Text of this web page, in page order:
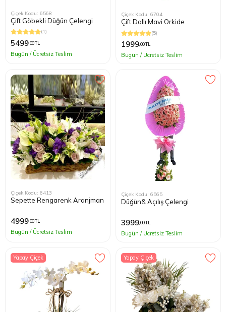
Çiçek Kodu: 6568
Çift Göbekli Düğün Çelengi
(1)
5499,00 TL
Bugün / Ücretsiz Teslim
Çiçek Kodu: 6704
Çift Dallı Mavi Orkide
(5)
1999,00 TL
Bugün / Ücretsiz Teslim
Çiçek Kodu: 6413
Sepette Rengarenk Aranjman
4999,00 TL
Bugün / Ücretsiz Teslim
Çiçek Kodu: 6565
Düğün& Açılış Çelengi
3999,00 TL
Bugün / Ücretsiz Teslim
Yapay Çiçek Yapay Çiçek